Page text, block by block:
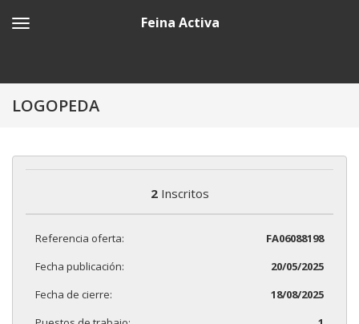
Feina Activa
LOGOPEDA
2Inscritos
Referencia oferta:
FA06088198
Fecha publicación:
20/05/2025
Fecha de cierre:
18/08/2025